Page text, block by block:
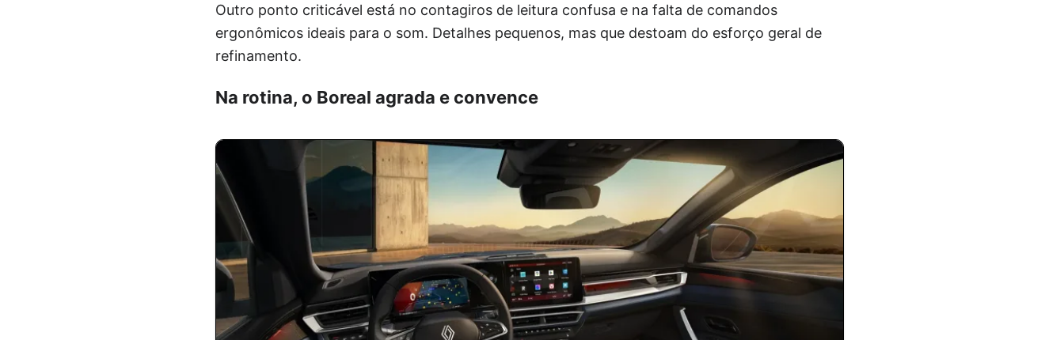
Outro ponto criticável está no contagiros de leitura confusa e na falta de comandos
ergonômicos ideais para o som. Detalhes pequenos, mas que destoam do esforço geral de
refinamento.
Na rotina, o Boreal agrada e convence